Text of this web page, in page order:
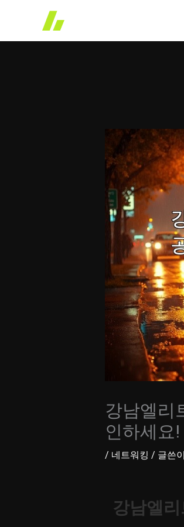
츠
강남엘리
인하세요!
/ 네트워킹 / 글쓴이
강남엘